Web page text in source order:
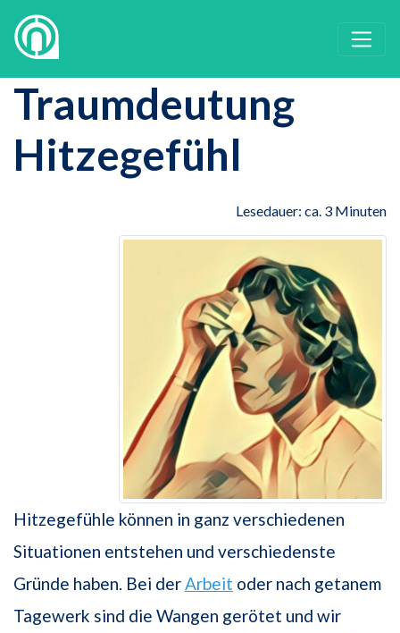
Traumdeutung
Hitzegefühl
Lesedauer: ca. 3 Minuten
Hitzegefühle können in ganz verschiedenen
Situationen entstehen und verschiedenste
Gründe haben. Bei derArbeit oder nach getanem
Tagewerk sind die Wangen gerötet und wir